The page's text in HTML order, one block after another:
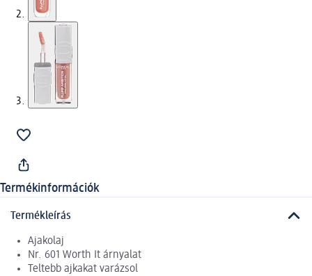
Termékinformációk
Termékleírás
Ajakolaj
Nr. 601 Worth It árnyalat
Teltebb ajkakat varázsol